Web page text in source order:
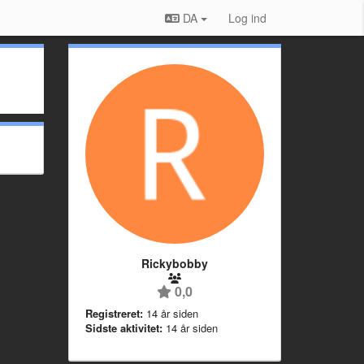
DA Log ind
Rickybobby
0,0
Registreret: 14 år siden
Sidste aktivitet: 14 år siden